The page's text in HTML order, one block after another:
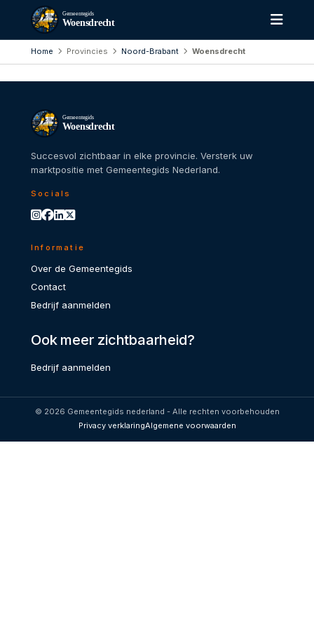
Gemeentegids
Woensdrecht
Home Provincies Noord-Brabant Woensdrecht
Gemeentegids
Woensdrecht
Succesvol zichtbaar in elke provincie. Versterk uw
marktpositie met Gemeentegids Nederland.
Socials
Informatie
Over de Gemeentegids
Contact
Bedrijf aanmelden
Ook meer zichtbaarheid?
Bedrijf aanmelden
© 2026 Gemeentegids nederland - Alle rechten voorbehouden
Privacy verklaringAlgemene voorwaarden